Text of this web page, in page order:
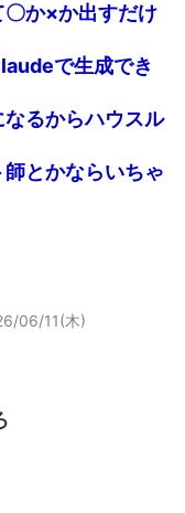
〇か×か出すだけ
で生成でき
るからハウスル
とかならいちゃ
06/11(木)